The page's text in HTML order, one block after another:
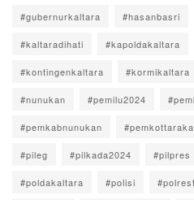
#gubernurkaltara #hasanbasri
#kaltaradihati #kapoldakaltara
#kontingenkaltara #kormikaltara
#nunukan #pemilu2024
#pemkabnunukan
#pileg #pilkada2024 #pilpres
#poldakaltara #polisi